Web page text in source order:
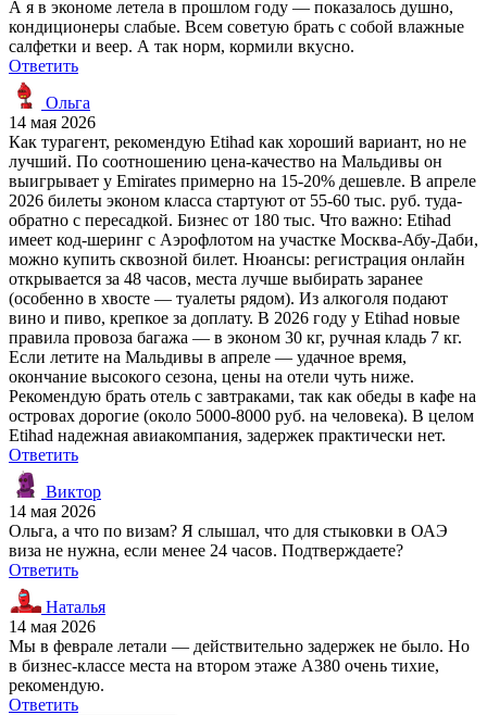
А я в экономе летела в прошлом году — показалось душно,
кондиционеры слабые. Всем советую брать с собой влажные
салфетки и веер. А так норм, кормили вкусно.
Ответить
Ольга
14 мая 2026
Как турагент, рекомендую Etihad как хороший вариант, но не
лучший. По соотношению цена-качество на Мальдивы он
выигрывает у Emirates примерно на 15-20% дешевле. В апреле
2026 билеты эконом класса стартуют от 55-60 тыс. руб. туда-
обратно с пересадкой. Бизнес от 180 тыс. Что важно: Etihad
имеет код-шеринг с Аэрофлотом на участке Москва-Абу-Даби,
можно купить сквозной билет. Нюансы: регистрация онлайн
открывается за 48 часов, места лучше выбирать заранее
(особенно в хвосте — туалеты рядом). Из алкоголя подают
вино и пиво, крепкое за доплату. В 2026 году у Etihad новые
правила провоза багажа — в эконом 30 кг, ручная кладь 7 кг.
Если летите на Мальдивы в апреле — удачное время,
окончание высокого сезона, цены на отели чуть ниже.
Рекомендую брать отель с завтраками, так как обеды в кафе на
островах дорогие (около 5000-8000 руб. на человека). В целом
Etihad надежная авиакомпания, задержек практически нет.
Ответить
Виктор
14 мая 2026
Ольга, а что по визам? Я слышал, что для стыковки в ОАЭ
виза не нужна, если менее 24 часов. Подтверждаете?
Ответить
Наталья
14 мая 2026
Мы в феврале летали — действительно задержек не было. Но
в бизнес-классе места на втором этаже A380 очень тихие,
рекомендую.
Ответить